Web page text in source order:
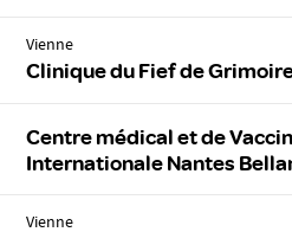
Vienne
Clinique du Fief de
Centre médical et de
Internationale Nantes
Vienne